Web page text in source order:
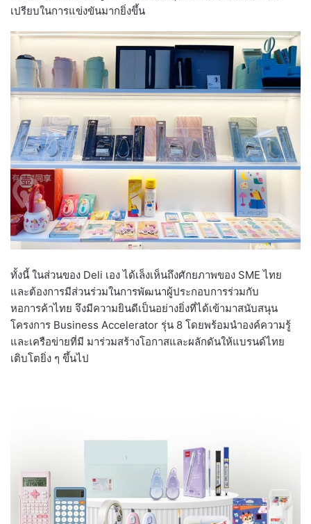
เปรียบในการแข่งขันมากยิ่งขึ้น
ทั้งนี้ ในส่วนของ Deli เอง ได้เล็งเห็นถึงศักยภาพของ SME ไทย
และต้องการมีส่วนร่วมในการพัฒนาผู้ประกอบการร่วมกับ
หอการค้าไทย จึงมีความยินดีเป็นอย่างยิ่งที่ได้เข้ามาสนับสนุน
โครงการ Business Accelerator รุ่น 8 โดยพร้อมนำองค์ความรู้
และเครือข่ายที่มี มาร่วมสร้างโอกาสและผลักดันให้แบรนด์ไทย
เติบโตยิ่ง ๆ ขึ้นไป